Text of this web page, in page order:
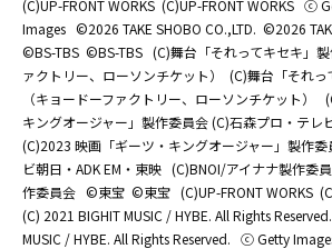
(C)UP-FRONT WORKS (C)UP-FRONT WORKS ⓒ
Images ©2026 TAKE SHOBO CO.,LTD. ©2026
©BS-TBS ©BS-TBS (C)舞台「それってキセキ」
ァクトリー、ローソンチケット）
(C)舞台「それ
（キョードーファクトリー、ローソンチケット）
キングオージャー」製作委員会 (C)石森プロ・テレ
(C)2023 映画「ギーツ・キングオージャー」製作
ビ朝日・ADK EM・東映 (C)BNOI/アイナナ製作委
作委員会 ©東宝 ©東宝 (C)UP-FRONT WORKS
(C) 2021 BIGHIT MUSIC / HYBE. All Rights Reserved.
MUSIC / HYBE. All Rights Reserved. ⓒ Getty